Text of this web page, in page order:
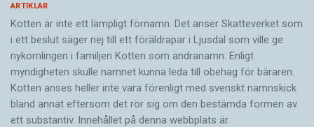
ARTIKLAR
Kotten är inte ett lämpligt förnamn. Det anser Skatte­verket som
i ett beslut säger nej till ett föräldra­par i Ljusdal som ville ge
nykomlingen i familjen Kotten som andranamn. Enligt
myndigheten skulle namnet kunna leda till obehag för bäraren.
Kotten anses heller inte vara förenligt med svenskt namnskick
bland annat eftersom det rör sig om den bestämda formen av
ett substantiv. Innehållet på denna webbplats är